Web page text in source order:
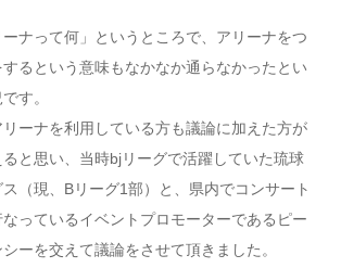
ナって何」というところで、アリーナをつ
るという意味もなかなか通らなかったとい
す。
ーナを利用している方も議論に加えた方が
と思い、当時bjリーグで活躍していた琉球
（現、Bリーグ1部）と、県内でコンサート
っているイベントプロモーターであるピー
ーを交えて議論をさせて頂きました。